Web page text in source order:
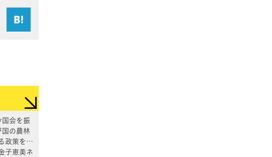
で送る
国会を振
国の農林
政策を大
子恵美ネ